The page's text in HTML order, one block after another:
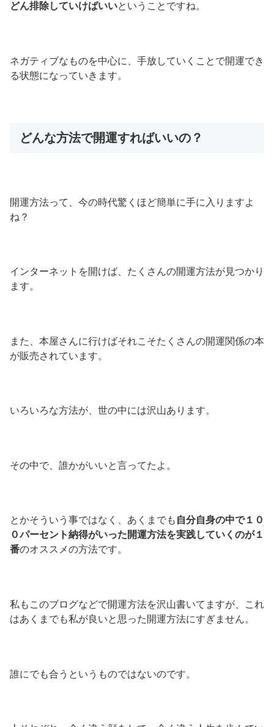
どん排除していけばいいということですね。
ネガティブなものを中心に、手放していくことで開運でき
る状態になっていきます。
どんな方法で開運すればいいの？
開運方法って、今の時代驚くほど簡単に手に入りますよ
ね？
インターネットを開けば、たくさんの開運方法が見つかり
ます。
また、本屋さんに行けばそれこそたくさんの開運関係の本
が販売されています。
いろいろな方法が、世の中には沢山あります。
その中で、誰かがいいと言ってたよ。
とかそういう事ではなく、あくまでも 自分自身の中で１０
０パーセント納得がいった開運方法を実践していくのが１
番のオススメの方法です。
私もこのブログなどで開運方法を沢山書いてますが、これ
はあくまでも私が良いと思った開運方法にすぎません。
誰にでも合うというものではないのです。